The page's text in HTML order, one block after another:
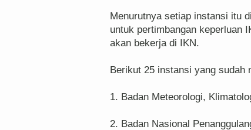
Menurutnya setiap instansi itu
untuk pertimbangan keperluan
akan bekerja di IKN.
Berikut 25 instansi yang sudah
1. Badan Meteorologi,
2. Badan Nasional